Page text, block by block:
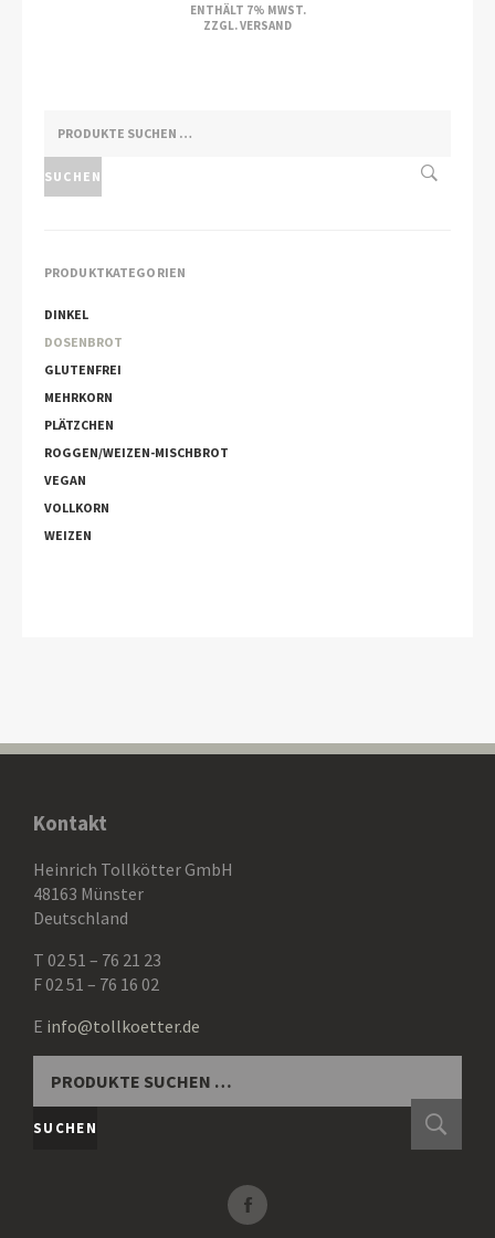
ENTHÄLT 7% MWST.
ZZGL.VERSAND
SUCHEN
NACH:
SUCHEN
PRODUKTKATEGORIEN
DINKEL
DOSENBROT
GLUTENFREI
MEHRKORN
PLÄTZCHEN
ROGGEN/WEIZEN-MISCHBROT
VEGAN
VOLLKORN
WEIZEN
Kontakt
Heinrich Tollkötter GmbH
48163 Münster
Deutschland
T 02 51 – 76 21 23
F 02 51 – 76 16 02
E info@tollkoetter.de
NACH:
SUCHEN